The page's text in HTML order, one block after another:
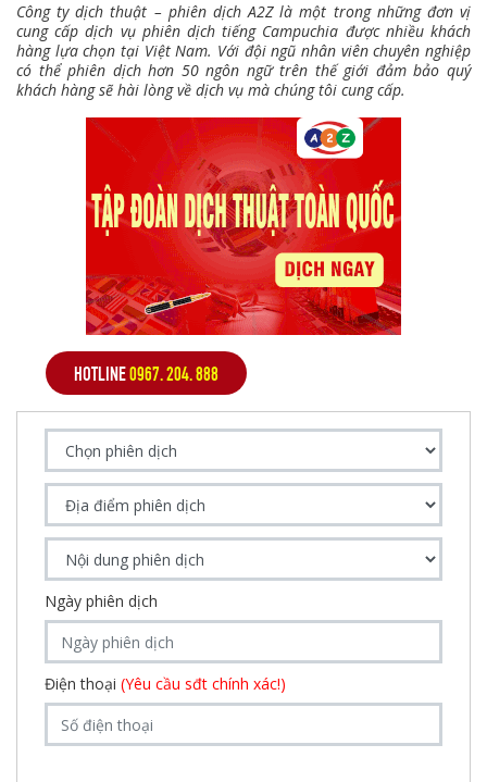
Công ty dịch thuật – phiên dịch A2Z là một trong những đơn vị
cung cấp dịch vụ phiên dịch tiếng Campuchia được nhiều khách
hàng lựa chọn tại Việt Nam. Với đội ngũ nhân viên chuyên nghiệp
có thể phiên dịch hơn 50 ngôn ngữ trên thế giới đảm bảo quý
khách hàng sẽ hài lòng về dịch vụ mà chúng tôi cung cấp.
HOTLINE0967. 204. 888
Ngày phiên dịch
Điện thoại (Yêu cầu sđt chính xác!)